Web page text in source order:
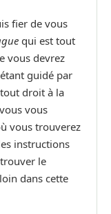
fier de vous
qui est tout
vous devrez
guidé par
droit à la
vous
vous trouverez
instructions
le
dans cette